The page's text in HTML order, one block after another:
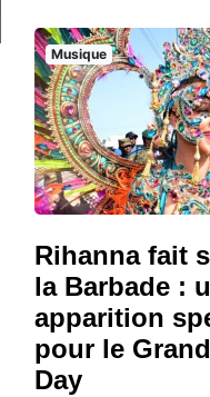
Musique
Rihanna fait
la Barbade :
apparition
pour le
Day